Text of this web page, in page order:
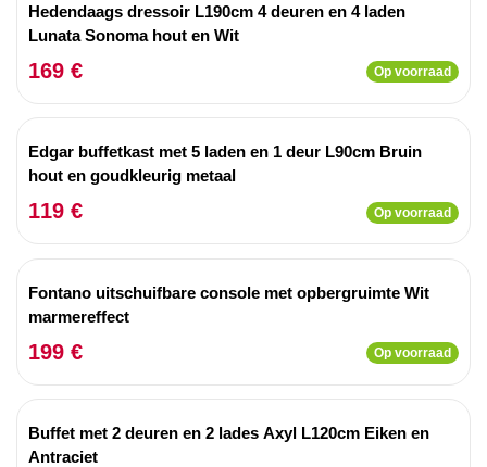
Hedendaags dressoir L190cm 4 deuren en 4 laden
Lunata Sonoma hout en Wit
169 € Op voorraad
Edgar buffetkast met 5 laden en 1 deur L90cm Bruin
hout en goudkleurig metaal
119 € Op voorraad
Fontano uitschuifbare console met opbergruimte Wit
marmereffect
199 € Op voorraad
Buffet met 2 deuren en 2 lades Axyl L120cm Eiken en
Antraciet